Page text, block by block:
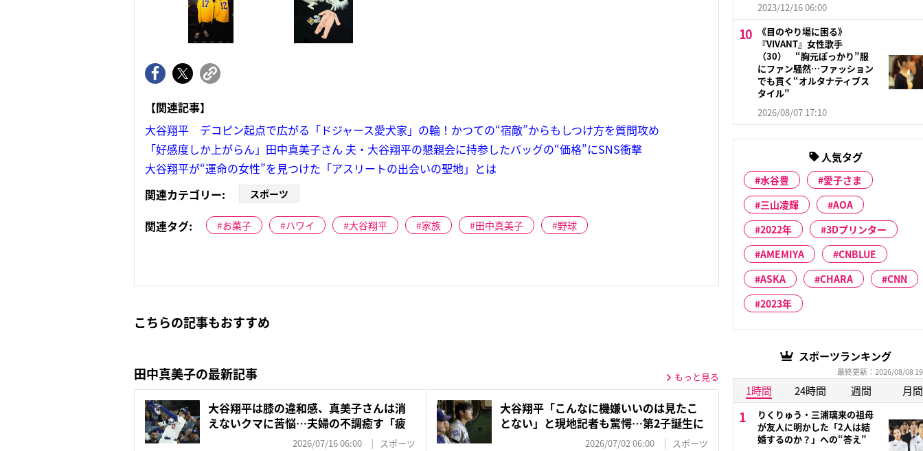
【関連記事】
大谷翔平 デコピン起点で広がる「ドジャース愛犬家」の輪！かつての“宿敵”からもしつけ方を質問攻め
「好感度しか上がらん」田中真美子さん 夫・大谷翔平の懇親会に持参したバッグの“価格”にSNS衝撃
大谷翔平が“運命の女性”を見つけた「アスリートの出会いの聖地」とは
関連カテゴリー:
スポーツ
関連タグ: お菓子 ハワイ 大谷翔平 家族 田中真美子 野球
こちらの記事もおすすめ
田中真美子の最新記事 もっと見る
大谷翔平は膝の違和感、真美子さんは消
えないクマに苦悩…夫婦の不調癒す「疲
2026/07/16 06:00 スポーツ
大谷翔平「こんなに機嫌いいのは見たこ
とない」と現地記者も驚愕…第2子誕生に
2026/07/02 06:00 スポーツ
2023/12/16 06:00
《目のやり場に困る》
『VIVANT』女性歌手
（30） “胸元ぽっかり”服
にファン騒然…ファッション
でも貫く“オルタナティブス
タイル”
2026/08/07 17:10
人気タグ
水谷豊
愛子さま
三山凌輝
AOA
2022年
3Dプリンター
AMEMIYA
CNBLUE
ASKA
CHARA
CNN
2023年
スポーツランキング
最終更新：2026/08/08
1時間 24時間 週間 月間
りくりゅう・三浦璃来の祖母
が友人に明かした「2人は結
婚するのか？」への“答え”